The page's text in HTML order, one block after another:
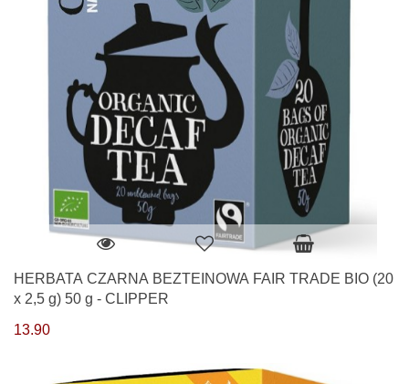
HERBATA CZARNA BEZTEINOWA FAIR TRADE BIO (20
x 2,5 g) 50 g - CLIPPER
13.90